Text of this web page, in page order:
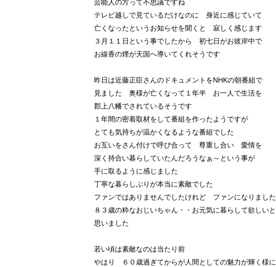
芸能人の方って不思議ですね
テレビ越しで見ているだけなのに 身近に感じていて
亡くなったというお知らせを聞くと 寂しく感じます
３月１１日という事でしたから 初七日がお彼岸中で
お線香の煙が天国へ導いてくれそうです
昨日は近藤正臣さんのドキュメントをNHKの朝番組で
見ました 奥様が亡くなって１年半 お一人で生活を
郡上八幡でされているそうです
１年間の密着取材をして番組を作ったようですが
とても気持ちが温かくなるような番組でした
お互いをさん付けで呼び合って 尊重し合い 愛情を
深く持合い暮らしていたんだろうなぁ～という事が
手に取るように感じました
丁寧な暮らしぶりが本当に素敵でした
ファンではありませんでしたけれど ファンになりました
８３歳の粋なおじいちゃん・・お元気に暮らして欲しいと
思いました
若い頃は素敵なのは当たり前
やはり ６０歳過ぎてからが人間としての魅力が輝く様に